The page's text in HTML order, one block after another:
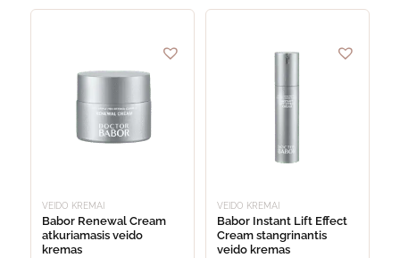
VEIDO KREMAI
Babor Renewal Cream
atkuriamasis veido
kremas
VEIDO KREMAI
Babor Instant Lift Effect
Cream stangrinantis
veido kremas